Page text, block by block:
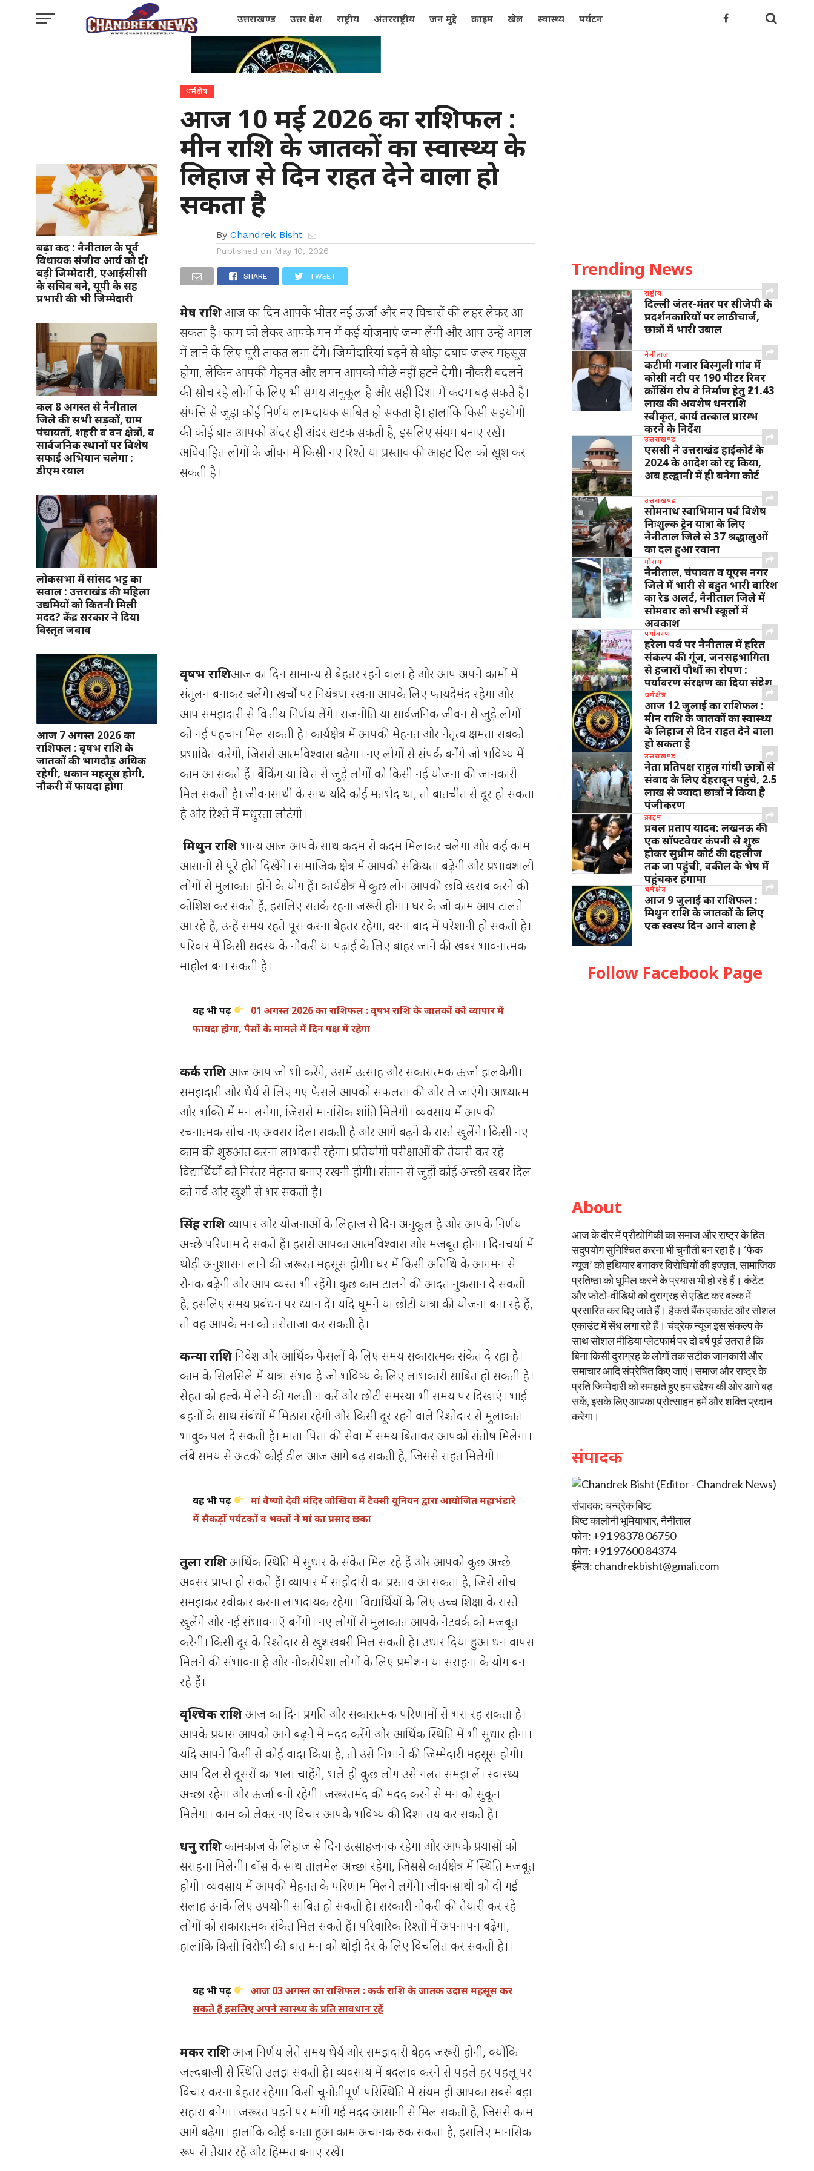
उत्तराखण्ड उत्तर प्रदेश राष्ट्रीय अंतरराष्ट्रीय जन मुद्दे क्राइम खेल स्वास्थ्य पर्यटन
बढ़ा कद : नैनीताल के पूर्व
विधायक संजीव आर्य को दी
बड़ी जिम्मेदारी, एआईसीसी
के सचिव बने, यूपी के सह
प्रभारी की भी जिम्मेदारी
कल 8 अगस्त से नैनीताल
जिले की सभी सड़कों, ग्राम
पंचायतों, शहरी व वन क्षेत्रों, व
सार्वजनिक स्थानों पर विशेष
सफाई अभियान चलेगा :
डीएम रयाल
लोकसभा में सांसद भट्ट का
सवाल : उत्तराखंड की महिला
उद्यमियों को कितनी मिली
मदद? केंद्र सरकार ने दिया
विस्तृत जवाब
आज 7 अगस्त 2026 का
राशिफल : वृषभ राशि के
जातकों की भागदौड़ अधिक
रहेगी, थकान महसूस होगी,
नौकरी में फायदा होगा
धर्मक्षेत्र
आज 10 मई 2026 का राशिफल :
मीन राशि के जातकों का स्वास्थ्य के
लिहाज से दिन राहत देने वाला हो
सकता है
By Chandrek Bisht
Published on May 10, 2026
SHARE TWEET
मेष राशिआज का दिन आपके भीतर नई ऊर्जा और नए विचारों की लहर लेकर आ
सकता है। काम को लेकर आपके मन में कई योजनाएं जन्म लेंगी और आप उन्हें अमल
में लाने के लिए पूरी ताकत लगा देंगे। जिम्मेदारियां बढ़ने से थोड़ा दबाव जरूर महसूस
होगा, लेकिन आपकी मेहनत और लगन आपको पीछे नहीं हटने देगी। नौकरी बदलने
की सोच रहे लोगों के लिए भी समय अनुकूल है और सही दिशा में कदम बढ़ सकते हैं।
संपत्ति से जुड़ा कोई निर्णय लाभदायक साबित हो सकता है। हालांकि किसी सहयोगी
की कोई बात आपको अंदर ही अंदर खटक सकती है, इसलिए संयम बनाए रखें।
अविवाहित लोगों के जीवन में किसी नए रिश्ते या प्रस्ताव की आहट दिल को खुश कर
सकती है।
वृषभ राशिआज का दिन सामान्य से बेहतर रहने वाला है और आप अपने कामों में
संतुलन बनाकर चलेंगे। खर्चों पर नियंत्रण रखना आपके लिए फायदेमंद रहेगा और
आप समझदारी से वित्तीय निर्णय लेंगे। राजनीति या सार्वजनिक जीवन से जुड़े लोगों
को नई पहचान मिल सकती है। कार्यक्षेत्र में आपकी मेहनत और नेतृत्व क्षमता सबको
प्रभावित करेगी, जिससे आत्मविश्वास बढ़ेगा। नए लोगों से संपर्क बनेंगे जो भविष्य में
काम आ सकते हैं। बैंकिंग या वित्त से जुड़े लोगों को किसी नई योजना की जानकारी
मिल सकती है। जीवनसाथी के साथ यदि कोई मतभेद था, तो बातचीत से दूर हो सकता
है और रिश्ते में मधुरता लौटेगी।
मिथुन राशि भाग्य आज आपके साथ कदम से कदम मिलाकर चलेगा और कई काम
आसानी से पूरे होते दिखेंगे। सामाजिक क्षेत्र में आपकी सक्रियता बढ़ेगी और प्रभावशाली
लोगों से मुलाकात होने के योग हैं। कार्यक्षेत्र में कुछ लोग आपकी छवि खराब करने की
कोशिश कर सकते हैं, इसलिए सतर्क रहना जरूरी होगा। घर के जो काम आप टालते
आ रहे हैं, उन्हें समय रहते पूरा करना बेहतर रहेगा, वरना बाद में परेशानी हो सकती है।
परिवार में किसी सदस्य के नौकरी या पढ़ाई के लिए बाहर जाने की खबर भावनात्मक
माहौल बना सकती है।
यह भी पढ़ें
01 अगस्त 2026 का राशिफल : वृषभ राशि के जातकों को व्यापार में
फायदा होगा, पैसों के मामले में दिन पक्ष में रहेगा
कर्क राशिआज आप जो भी करेंगे, उसमें उत्साह और सकारात्मक ऊर्जा झलकेगी।
समझदारी और धैर्य से लिए गए फैसले आपको सफलता की ओर ले जाएंगे। आध्यात्म
और भक्ति में मन लगेगा, जिससे मानसिक शांति मिलेगी। व्यवसाय में आपकी
रचनात्मक सोच नए अवसर दिला सकती है और आगे बढ़ने के रास्ते खुलेंगे। किसी नए
काम की शुरुआत करना लाभकारी रहेगा। प्रतियोगी परीक्षाओं की तैयारी कर रहे
विद्यार्थियों को निरंतर मेहनत बनाए रखनी होगी। संतान से जुड़ी कोई अच्छी खबर दिल
को गर्व और खुशी से भर सकती है।
सिंह राशिव्यापार और योजनाओं के लिहाज से दिन अनुकूल है और आपके निर्णय
अच्छे परिणाम दे सकते हैं। इससे आपका आत्मविश्वास और मजबूत होगा। दिनचर्या में
थोड़ी अनुशासन लाने की जरूरत महसूस होगी। घर में किसी अतिथि के आगमन से
रौनक बढ़ेगी और आप व्यस्त भी रहेंगे। कुछ काम टालने की आदत नुकसान दे सकती
है, इसलिए समय प्रबंधन पर ध्यान दें। यदि घूमने या छोटी यात्रा की योजना बना रहे हैं,
तो वह आपके मन को तरोताजा कर सकती है।
कन्याराशिनिवेश और आर्थिक फैसलों के लिए समय सकारात्मक संकेत दे रहा है।
काम के सिलसिले में यात्रा संभव है जो भविष्य के लिए लाभकारी साबित हो सकती है।
सेहत को हल्के में लेने की गलती न करें और छोटी समस्या भी समय पर दिखाएं। भाई-
बहनों के साथ संबंधों में मिठास रहेगी और किसी दूर रहने वाले रिश्तेदार से मुलाकात
भावुक पल दे सकती है। माता-पिता की सेवा में समय बिताकर आपको संतोष मिलेगा।
लंबे समय से अटकी कोई डील आज आगे बढ़ सकती है, जिससे राहत मिलेगी।
यह भी पढ़ें
मां वैष्णो देवी मंदिर जोखिया में टैक्सी यूनियन द्वारा आयोजित महाभंडारे
में सैकड़ों पर्यटकों व भक्तों ने मां का प्रसाद छका
तुला राशिआर्थिक स्थिति में सुधार के संकेत मिल रहे हैं और आपको कुछ अच्छे
अवसर प्राप्त हो सकते हैं। व्यापार में साझेदारी का प्रस्ताव आ सकता है, जिसे सोच-
समझकर स्वीकार करना लाभदायक रहेगा। विद्यार्थियों के लिए उच्च शिक्षा के रास्ते
खुलेंगे और नई संभावनाएँ बनेंगी। नए लोगों से मुलाकात आपके नेटवर्क को मजबूत
करेगी। किसी दूर के रिश्तेदार से खुशखबरी मिल सकती है। उधार दिया हुआ धन वापस
मिलने की संभावना है और नौकरीपेशा लोगों के लिए प्रमोशन या सराहना के योग बन
रहे हैं।
वृश्चिक राशिआज का दिन प्रगति और सकारात्मक परिणामों से भरा रह सकता है।
आपके प्रयास आपको आगे बढ़ने में मदद करेंगे और आर्थिक स्थिति में भी सुधार होगा।
यदि आपने किसी से कोई वादा किया है, तो उसे निभाने की जिम्मेदारी महसूस होगी।
आप दिल से दूसरों का भला चाहेंगे, भले ही कुछ लोग उसे गलत समझ लें। स्वास्थ्य
अच्छा रहेगा और ऊर्जा बनी रहेगी। जरूरतमंद की मदद करने से मन को सुकून
मिलेगा। काम को लेकर नए विचार आपके भविष्य की दिशा तय कर सकते हैं।
धनु राशिकामकाज के लिहाज से दिन उत्साहजनक रहेगा और आपके प्रयासों को
सराहना मिलेगी। बॉस के साथ तालमेल अच्छा रहेगा, जिससे कार्यक्षेत्र में स्थिति मजबूत
होगी। व्यवसाय में आपकी मेहनत के परिणाम मिलने लगेंगे। जीवनसाथी को दी गई
सलाह उनके लिए उपयोगी साबित हो सकती है। सरकारी नौकरी की तैयारी कर रहे
लोगों को सकारात्मक संकेत मिल सकते हैं। परिवारिक रिश्तों में अपनापन बढ़ेगा,
हालांकि किसी विरोधी की बात मन को थोड़ी देर के लिए विचलित कर सकती है।।
यह भी पढ़ें
आज 03 अगस्त का राशिफल : कर्क राशि के जातक उदास महसूस कर
सकते हैं इसलिए अपने स्वास्थ्य के प्रति सावधान रहें
मकर राशिआज निर्णय लेते समय धैर्य और समझदारी बेहद जरूरी होगी, क्योंकि
जल्दबाजी से स्थिति उलझ सकती है। व्यवसाय में बदलाव करने से पहले हर पहलू पर
विचार करना बेहतर रहेगा। किसी चुनौतीपूर्ण परिस्थिति में संयम ही आपका सबसे बड़ा
सहारा बनेगा। जरूरत पड़ने पर मांगी गई मदद आसानी से मिल सकती है, जिससे काम
आगे बढ़ेगा। हालांकि कोई बनता हुआ काम अचानक रुक सकता है, इसलिए मानसिक
रूप से तैयार रहें और हिम्मत बनाए रखें।
Trending News
राष्ट्रीय
दिल्ली जंतर-मंतर पर सीजेपी के
प्रदर्शनकारियों पर लाठीचार्ज,
छात्रों में भारी उबाल
नैनीताल
कटीमी गजार विस्गुली गांव में
कोसी नदी पर 190 मीटर रिवर
क्रॉसिंग रोप वे निर्माण हेतु ₹21.43
लाख की अवशेष धनराशि
स्वीकृत, कार्य तत्काल प्रारम्भ
करने के निर्देश
उत्तराखण्ड
एससी ने उत्तराखंड हाईकोर्ट के
2024 के आदेश को रद्द किया,
अब हल्द्वानी में ही बनेगा कोर्ट
उत्तराखण्ड
सोमनाथ स्वाभिमान पर्व विशेष
निःशुल्क ट्रेन यात्रा के लिए
नैनीताल जिले से 37 श्रद्धालुओं
का दल हुआ रवाना
मौसम
नैनीताल, चंपावत व यूएस नगर
जिले में भारी से बहुत भारी बारिश
का रेड अलर्ट, नैनीताल जिले में
सोमवार को सभी स्कूलों में
अवकाश
पर्यावरण
हरेला पर्व पर नैनीताल में हरित
संकल्प की गूंज, जनसहभागिता
से हजारों पौधों का रोपण :
पर्यावरण संरक्षण का दिया संदेश
धर्मक्षेत्र
आज 12 जुलाई का राशिफल :
मीन राशि के जातकों का स्वास्थ्य
के लिहाज से दिन राहत देने वाला
हो सकता है
उत्तराखण्ड
नेता प्रतिपक्ष राहुल गांधी छात्रों से
संवाद के लिए देहरादून पहुंचे, 2.5
लाख से ज्यादा छात्रों ने किया है
पंजीकरण
क्राइम
प्रबल प्रताप यादव: लखनऊ की
एक सॉफ्टवेयर कंपनी से शुरू
होकर सुप्रीम कोर्ट की दहलीज
तक जा पहुंची, वकील के भेष में
पहुंचकर हंगामा
धर्मक्षेत्र
आज 9 जुलाई का राशिफल :
मिथुन राशि के जातकों के लिए
एक स्वस्थ दिन आने वाला है
Follow Facebook Page
About
आज के दौर में प्रौद्योगिकी का समाज और राष्ट्र के हित
सदुपयोग सुनिश्चित करना भी चुनौती बन रहा है। ‘फेक
न्यूज’ को हथियार बनाकर विरोधियों की इज्ज़त, सामाजिक
प्रतिष्ठा को धूमिल करने के प्रयास भी हो रहे हैं। कंटेंट
और फोटो-वीडियो को दुराग्रह से एडिट कर बल्क में
प्रसारित कर दिए जाते हैं। हैकर्स बैंक एकाउंट और सोशल
एकाउंट में सेंध लगा रहे हैं। चंद्रेक न्यूज़ इस संकल्प के
साथ सोशल मीडिया प्लेटफार्म पर दो वर्ष पूर्व उतरा है कि
बिना किसी दुराग्रह के लोगों तक सटीक जानकारी और
समाचार आदि संप्रेषित किए जाएं।समाज और राष्ट्र के
प्रति जिम्मेदारी को समझते हुए हम उद्देश्य की ओर आगे बढ़
सकें, इसके लिए आपका प्रोत्साहन हमें और शक्ति प्रदान
करेगा।
संपादक
संपादक: चन्द्रेक बिष्ट
बिष्ट कालोनी भूमियाधार, नैनीताल
फोन: +91 98378 06750
फोन: +91 97600 84374
ईमेल: chandrekbisht@gmali.com